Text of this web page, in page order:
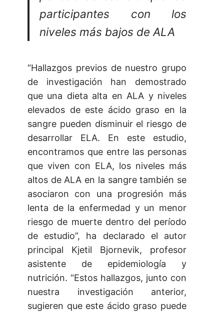
participantes con los
niveles más bajos de ALA
“Hallazgos previos de nuestro grupo
de investigación han demostrado
que una dieta alta en ALA y niveles
elevados de este ácido graso en la
sangre pueden disminuir el riesgo de
desarrollar ELA. En este estudio,
encontramos que entre las personas
que viven con ELA, los niveles más
altos de ALA en la sangre también se
asociaron con una progresión más
lenta de la enfermedad y un menor
riesgo de muerte dentro del período
de estudio”, ha declarado el autor
principal Kjetil Bjornevik, profesor
asistente de epidemiología y
nutrición. “Estos hallazgos, junto con
nuestra investigación anterior,
sugieren que este ácido graso puede